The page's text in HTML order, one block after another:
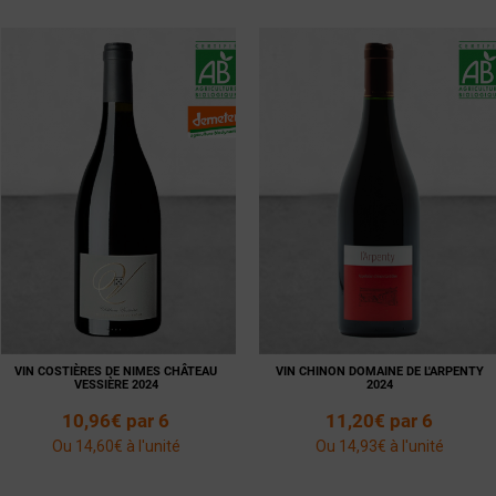
Ajouter
au panier
Ajouter
au panier
VIN COSTIÈRES DE NIMES CHÂTEAU
VESSIÈRE 2024
10,96€ par 6
Ou 14,60€ à l'unité
VIN CHINON DOMAINE DE L'ARPENTY
2024
11,20€ par 6
Ou 14,93€ à l'unité